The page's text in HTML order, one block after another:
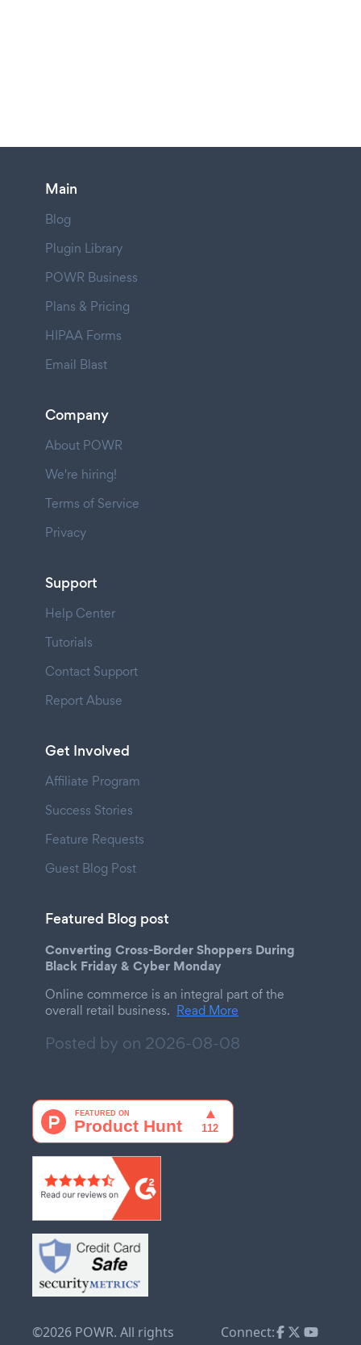
Main
Blog
Plugin Library
POWR Business
Plans & Pricing
HIPAA Forms
Email Blast
Company
About POWR
We're hiring!
Terms of Service
Privacy
Support
Help Center
Tutorials
Contact Support
Report Abuse
Get Involved
Affiliate Program
Success Stories
Feature Requests
Guest Blog Post
Featured Blog post
Converting Cross-Border Shoppers During
Black Friday & Cyber Monday
Online commerce is an integral part of the
overall retail business. Read More
Posted by on 2026-08-08
©2026 POWR. All rights
Connect: